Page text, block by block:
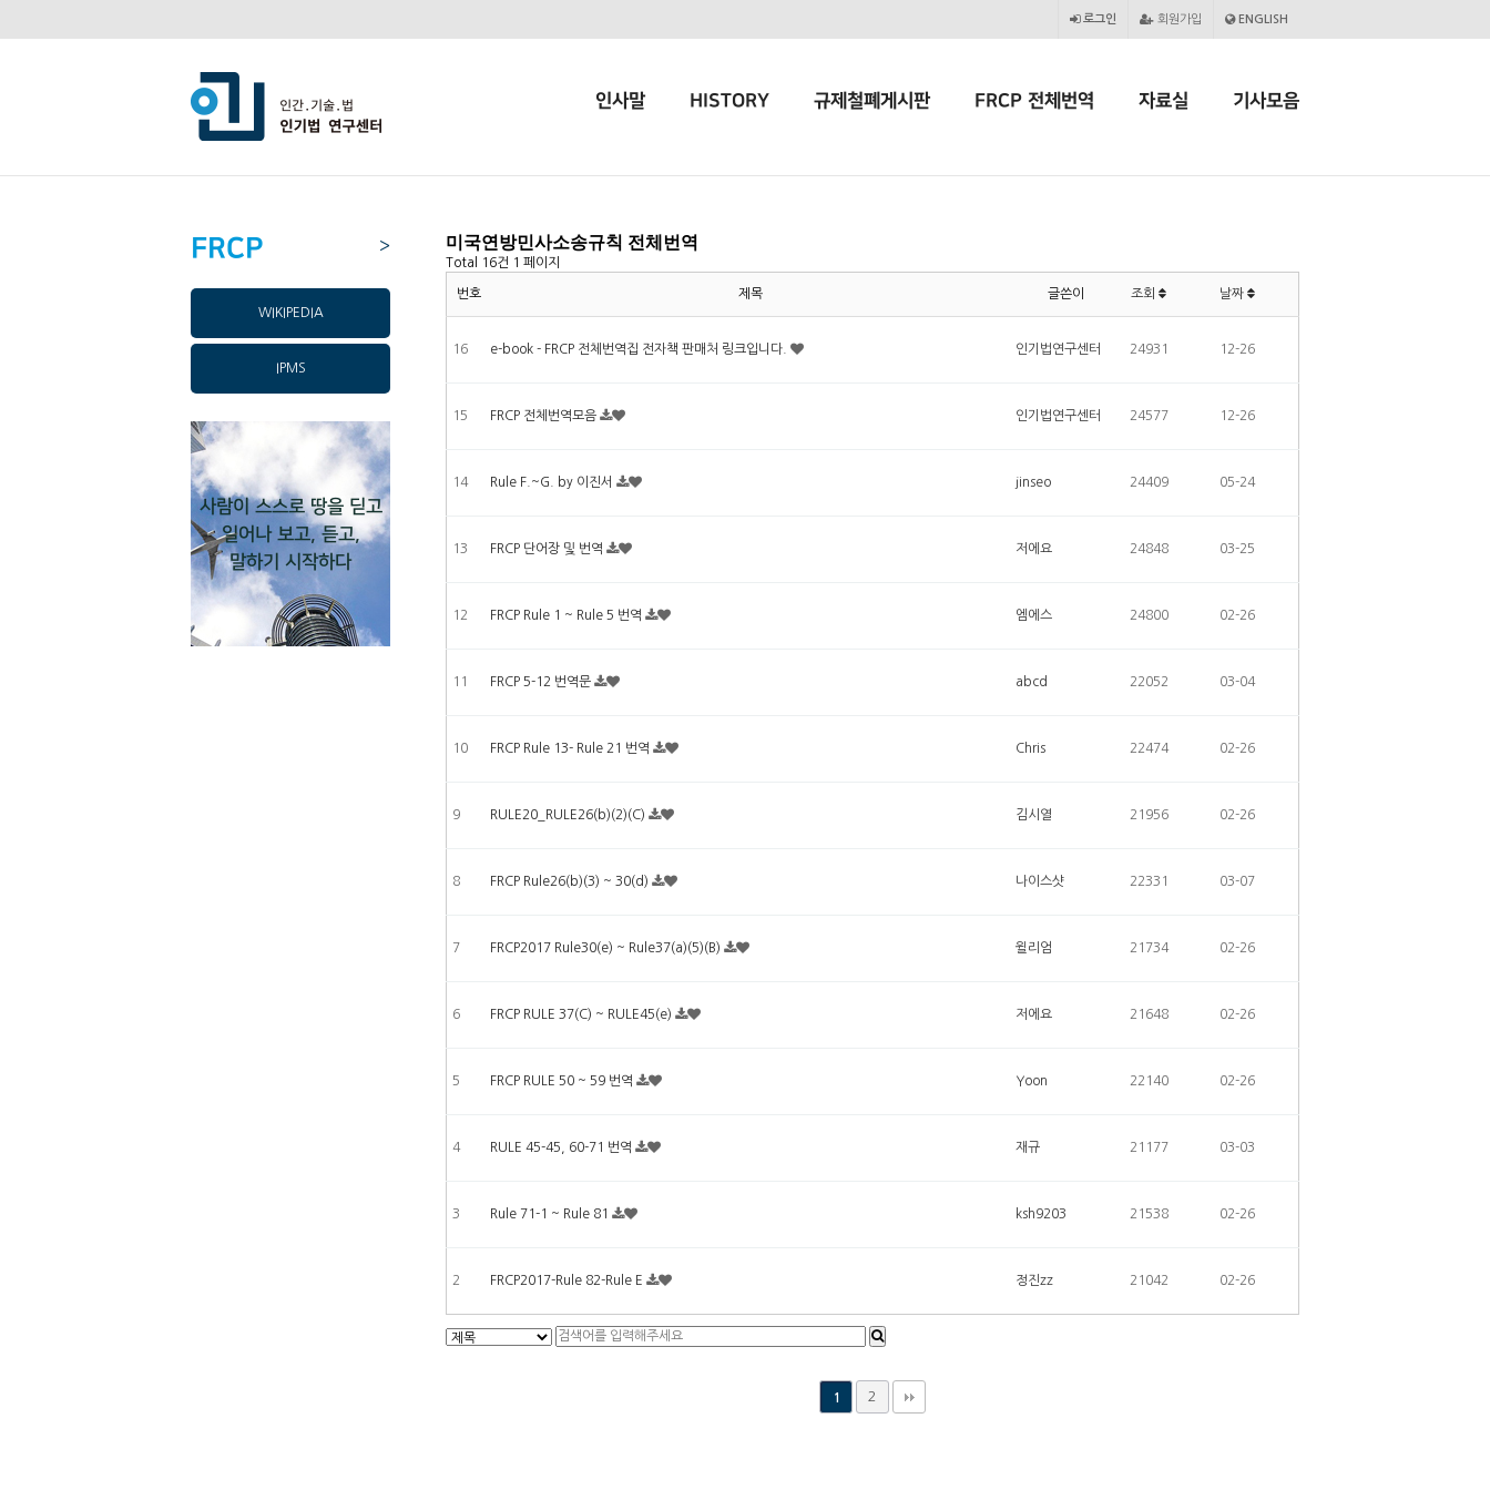
ENGLISH
회원가입
로그인
인사말 HISTORY 규제철폐게시판 FRCP 전체번역 자료실 기사모음
미국연방민사소송규칙 전체번역
Total 16건 1 페이지
번호 제목 글쓴이 조회 날짜
16 e-book - FRCP 전체번역집 전자책 판매처 링크입니다. 인기법연구센터 24931 12-26
15 FRCP 전체번역모음 인기법연구센터 24577 12-26
14 Rule F.~G. by 이진서 jinseo 24409 05-24
13 FRCP 단어장 및 번역 저에요 24848 03-25
12 FRCP Rule 1 ~ Rule 5 번역 엠에스 24800 02-26
11 FRCP 5-12 번역문 abcd 22052 03-04
10 FRCP Rule 13- Rule 21 번역 Chris 22474 02-26
9 RULE20_RULE26(b)(2)(C) 김시열 21956 02-26
8 FRCP Rule26(b)(3) ~ 30(d) 나이스샷 22331 03-07
7 FRCP2017 Rule30(e) ~ Rule37(a)(5)(B) 윌리엄 21734 02-26
6 FRCP RULE 37(C) ~ RULE45(e) 저에요 21648 02-26
5 FRCP RULE 50 ~ 59 번역 Yoon 22140 02-26
4 RULE 45-45, 60-71 번역 재규 21177 03-03
3 Rule 71-1 ~ Rule 81 ksh9203 21538 02-26
2 FRCP2017-Rule 82-Rule E 정진zz 21042 02-26
1 2
FRCP >
WIKIPEDIA
IPMS
사람이 스스로 땅을 딛고
일어나 보고, 듣고,
말하기 시작하다